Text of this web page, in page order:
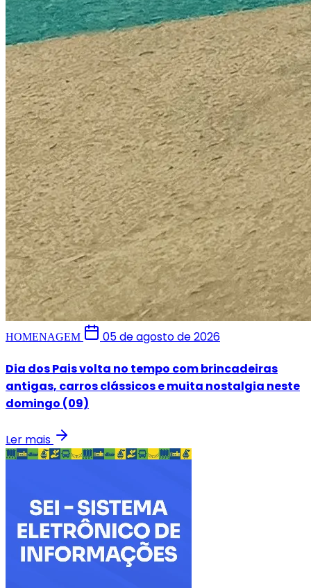
HOMENAGEM 05 de agosto de 2026
Dia dos Pais volta no tempo com brincadeiras
antigas, carros clássicos e muita nostalgia neste
domingo (09)
Ler mais